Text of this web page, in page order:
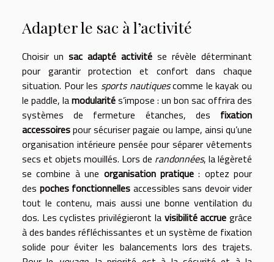
Adapter le sac à l’activité
Choisir un sac adapté activité se révèle déterminant
pour garantir protection et confort dans chaque
situation. Pour les sports nautiquescomme le kayak ou
le paddle, lamodularités’impose : un bon sac offrira des
systèmes de fermeture étanches, des fixation
accessoirespour sécuriser pagaie ou lampe, ainsi qu’une
organisation intérieure pensée pour séparer vêtements
secs et objets mouillés. Lors de randonnées, la légèreté
se combine à une organisation pratique: optez pour
des poches fonctionnelles accessibles sans devoir vider
tout le contenu, mais aussi une bonne ventilation du
dos. Les cyclistes privilégieront la visibilité accrue grâce
à des bandes réfléchissantes et un système de fixation
solide pour éviter les balancements lors des trajets.